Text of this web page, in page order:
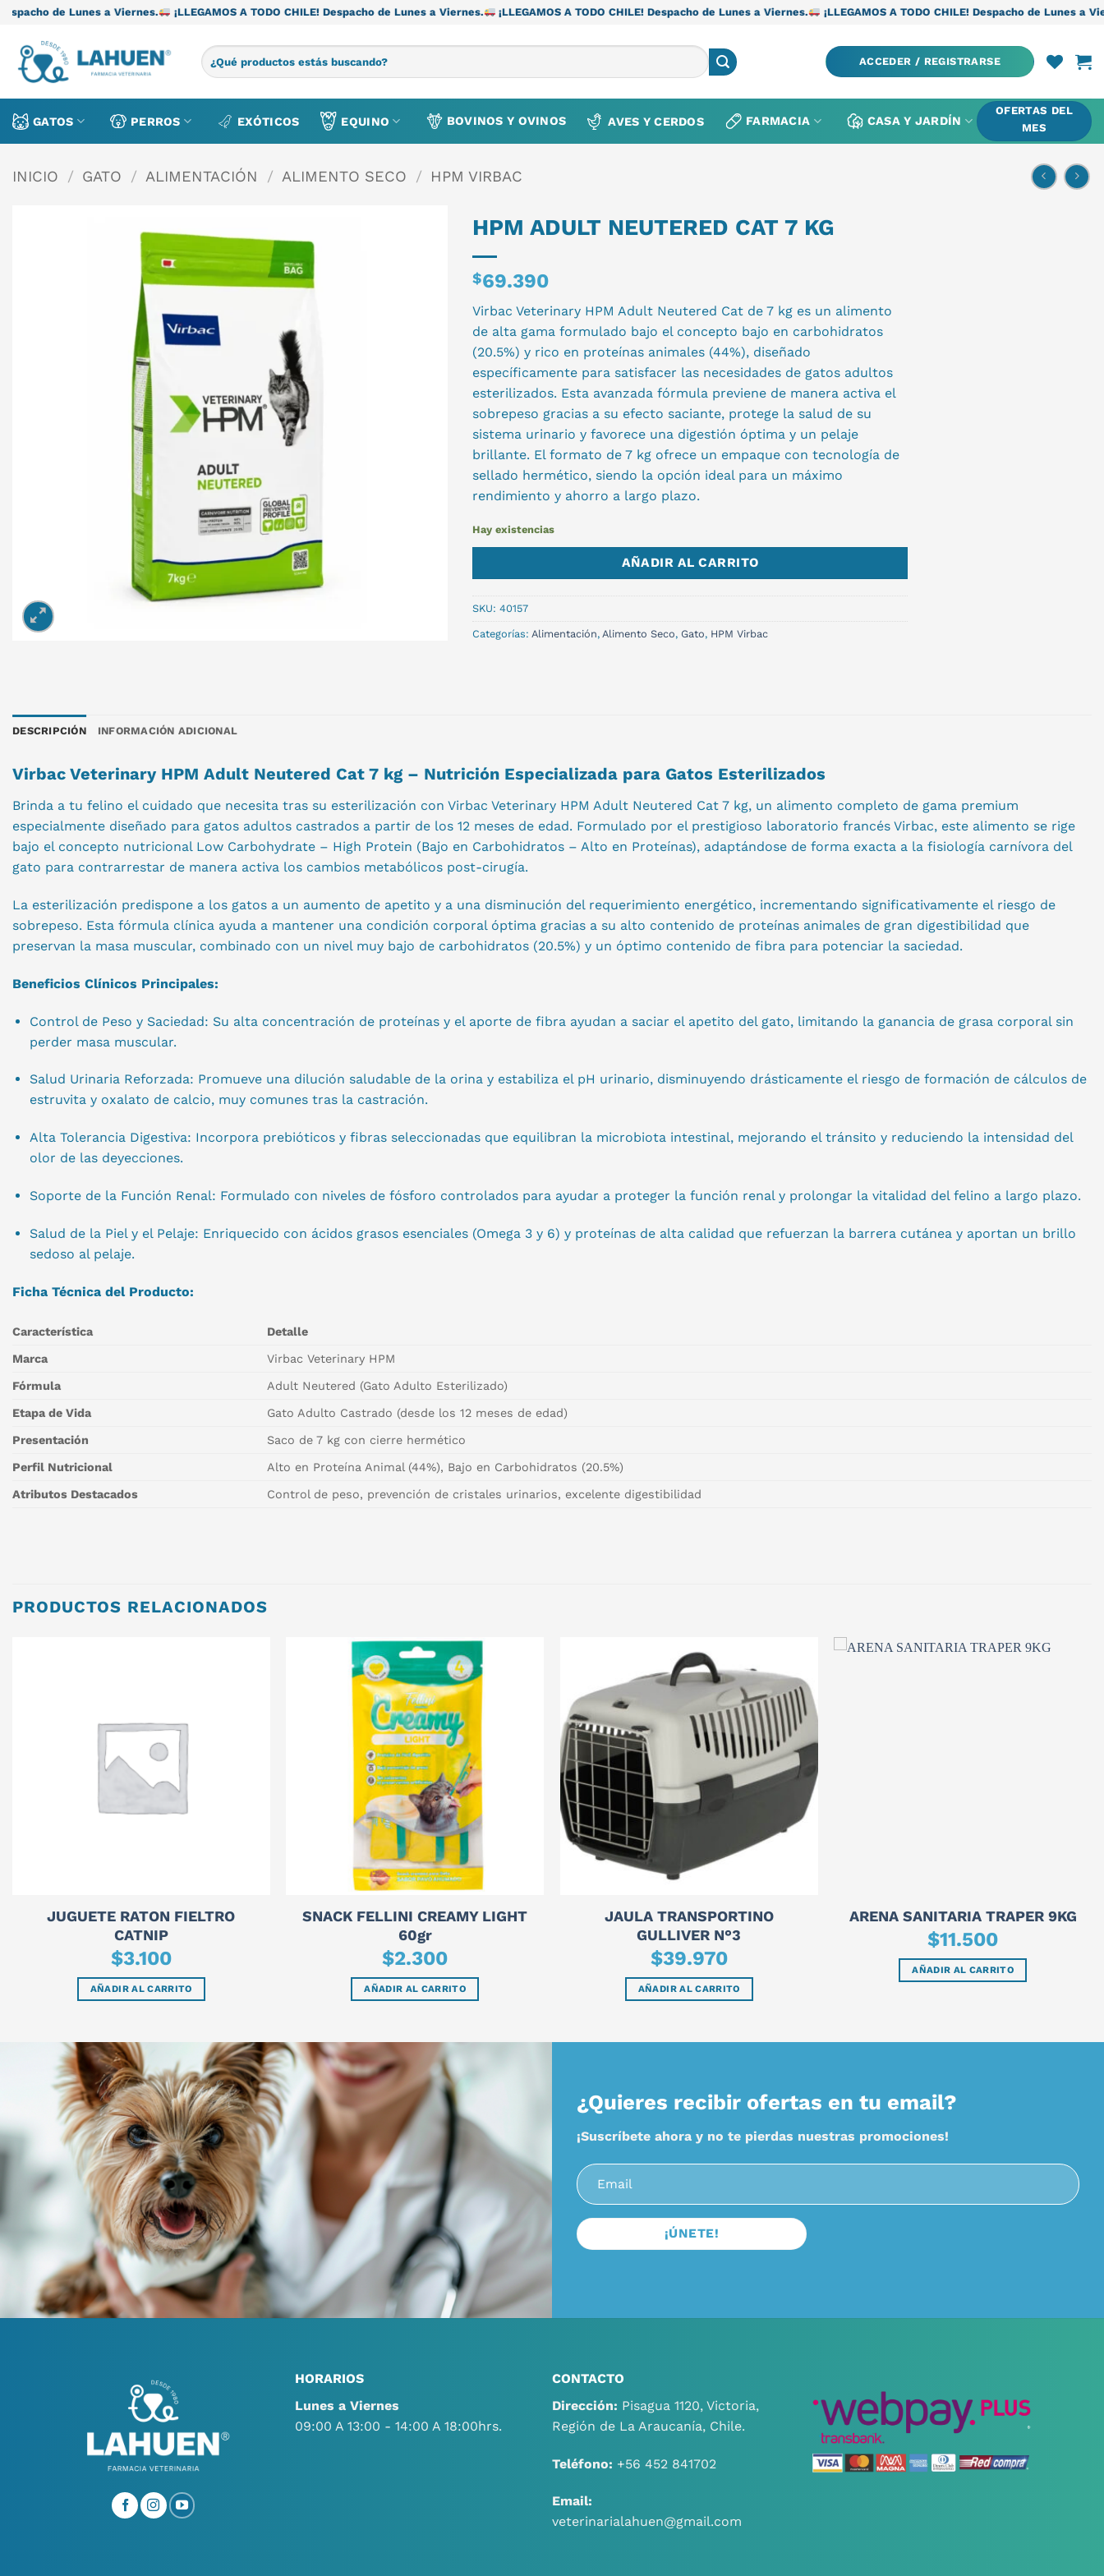
Saltar
contenido
a Viernes. ¡LLEGAMOS A TODO CHILE! Despacho de Lunes a Viernes. ¡LLEGAMOS A TODO CHILE! Despacho de Lunes a Viernes. ¡LLEGAMOS A TODO CHILE! Despacho de Lunes a Viernes.
Buscar
por:
ACCEDER / REGISTRARSE
GATOS PERROS EXÓTICOS EQUINO BOVINOS Y OVINOS AVES Y CERDOS FARMACIA CASA Y JARDÍN
OFERTAS DEL
MES
INICIO / GATO / ALIMENTACIÓN / ALIMENTO SECO / HPM VIRBAC
HPM ADULT NEUTERED CAT 7 KG
$69.390
Virbac Veterinary HPM Adult Neutered Cat de 7 kg es un alimento
de alta gama formulado bajo el concepto bajo en carbohidratos
(20.5%) y rico en proteínas animales (44%), diseñado
específicamente para satisfacer las necesidades de gatos adultos
esterilizados. Esta avanzada fórmula previene de manera activa el
sobrepeso gracias a su efecto saciante, protege la salud de su
sistema urinario y favorece una digestión óptima y un pelaje
brillante. El formato de 7 kg ofrece un empaque con tecnología de
sellado hermético, siendo la opción ideal para un máximo
rendimiento y ahorro a largo plazo.
Hay existencias
AÑADIR AL CARRITO
SKU: 40157
Categorías: Alimentación, Alimento Seco, Gato, HPM Virbac
DESCRIPCIÓN INFORMACIÓN ADICIONAL
Virbac Veterinary HPM Adult Neutered Cat 7 kg – Nutrición Especializada para Gatos Esterilizados
Brinda a tu felino el cuidado que necesita tras su esterilización con Virbac Veterinary HPM Adult Neutered Cat 7 kg, un alimento completo de gama premium
especialmente diseñado para gatos adultos castrados a partir de los 12 meses de edad. Formulado por el prestigioso laboratorio francés Virbac, este alimento se rige
bajo el concepto nutricional Low Carbohydrate – High Protein (Bajo en Carbohidratos – Alto en Proteínas), adaptándose de forma exacta a la fisiología carnívora del
gato para contrarrestar de manera activa los cambios metabólicos post-cirugía.
La esterilización predispone a los gatos a un aumento de apetito y a una disminución del requerimiento energético, incrementando significativamente el riesgo de
sobrepeso. Esta fórmula clínica ayuda a mantener una condición corporal óptima gracias a su alto contenido de proteínas animales de gran digestibilidad que
preservan la masa muscular, combinado con un nivel muy bajo de carbohidratos (20.5%) y un óptimo contenido de fibra para potenciar la saciedad.
Beneficios Clínicos Principales:
Control de Peso y Saciedad: Su alta concentración de proteínas y el aporte de fibra ayudan a saciar el apetito del gato, limitando la ganancia de grasa corporal sin
perder masa muscular.
Salud Urinaria Reforzada: Promueve una dilución saludable de la orina y estabiliza el pH urinario, disminuyendo drásticamente el riesgo de formación de cálculos de
estruvita y oxalato de calcio, muy comunes tras la castración.
Alta Tolerancia Digestiva: Incorpora prebióticos y fibras seleccionadas que equilibran la microbiota intestinal, mejorando el tránsito y reduciendo la intensidad del
olor de las deyecciones.
Soporte de la Función Renal: Formulado con niveles de fósforo controlados para ayudar a proteger la función renal y prolongar la vitalidad del felino a largo plazo.
Salud de la Piel y el Pelaje: Enriquecido con ácidos grasos esenciales (Omega 3 y 6) y proteínas de alta calidad que refuerzan la barrera cutánea y aportan un brillo
sedoso al pelaje.
Ficha Técnica del Producto:
Característica Detalle
Marca Virbac Veterinary HPM
Fórmula Adult Neutered (Gato Adulto Esterilizado)
Etapa de Vida Gato Adulto Castrado (desde los 12 meses de edad)
Presentación Saco de 7 kg con cierre hermético
Perfil Nutricional Alto en Proteína Animal (44%), Bajo en Carbohidratos (20.5%)
Atributos Destacados Control de peso, prevención de cristales urinarios, excelente digestibilidad
PRODUCTOS RELACIONADOS
JUGUETE RATON FIELTRO
CATNIP
$3.100
AÑADIR AL CARRITO
SNACK FELLINI CREAMY LIGHT
60gr
$2.300
AÑADIR AL CARRITO
JAULA TRANSPORTINO
GULLIVER N°3
$39.970
AÑADIR AL CARRITO
ARENA SANITARIA TRAPER 9KG
$11.500
AÑADIR AL CARRITO
¿Quieres recibir ofertas en tu email?
¡Suscríbete ahora y no te pierdas nuestras promociones!
HORARIOS
Lunes a Viernes
09:00 A 13:00 - 14:00 A 18:00hrs.
CONTACTO
Dirección: Pisagua 1120, Victoria,
Región de La Araucanía, Chile.
Teléfono: +56 452 841702
Email:
veterinarialahuen@gmail.com